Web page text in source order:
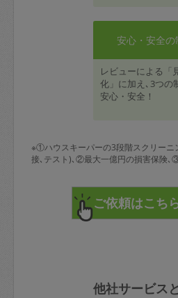
安心・安全の
レビューによる「
化」に加え､3つの
安心・安全！
※①ハウスキーパーの3段階スクリーニ
接､テスト)､②最大一億円の損害保険､
他社サービス